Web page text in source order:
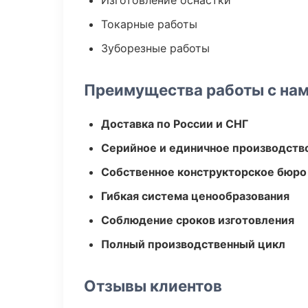
Токарные работы
Зуборезные работы
Преимущества работы с
Доставка по России и СНГ
Серийное и единичное
Собственное конструкторское бюро
Гибкая система ценообразования
Соблюдение сроков изготовления
Полный производственный цикл
Отзывы клиентов